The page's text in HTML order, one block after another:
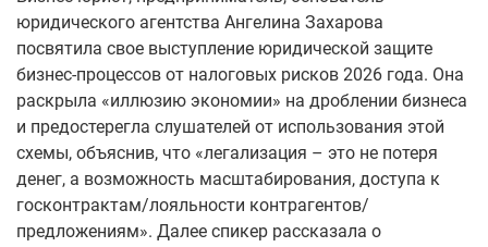
юридического агентства Ангелина Захарова
посвятила свое выступление юридической защите
бизнес-процессов от налоговых рисков 2026 года. Она
раскрыла «иллюзию экономии» на дроблении бизнеса
и предостерегла слушателей от использования этой
схемы, объяснив, что «легализация – это не потеря
денег, а возможность масштабирования, доступа к
госконтрактам/лояльности контрагентов/
предложениям». Далее спикер рассказала о